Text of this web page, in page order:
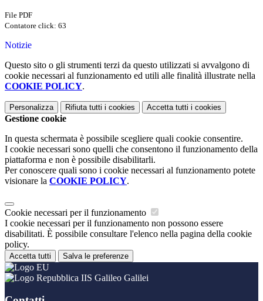
File PDF
Contatore click: 63
Notizie
Questo sito o gli strumenti terzi da questo utilizzati si avvalgono di
cookie necessari al funzionamento ed utili alle finalità illustrate nella
COOKIE POLICY.
Personalizza Rifiuta tutti i cookies Accetta tutti i cookies
Gestione cookie
In questa schermata è possibile scegliere quali cookie consentire.
I cookie necessari sono quelli che consentono il funzionamento della
piattaforma e non è possibile disabilitarli.
Per conoscere quali sono i cookie necessari al funzionamento potete
visionare la COOKIE POLICY.
Cookie necessari per il funzionamento
I cookie necessari per il funzionamento non possono essere
disabilitati. È possibile consultare l'elenco nella pagina della cookie
policy.
Accetta tutti Salva le preferenze
IIS Galileo Galilei